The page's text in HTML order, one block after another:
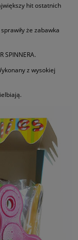
hit ostatnich
że zabawka
SPINNERA.
z wysokiej